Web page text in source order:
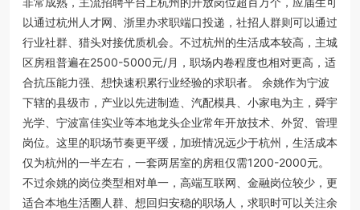
以通过杭州人才网、浙里办求职端口投递，社招人群则可以通过
行业社群、猎头对接优质机会。不过杭州的生活成本较高，主城
区房租普遍在2500-5000元/月，职场内卷程度也相对更高，适
合抗压能力强、想快速积累行业经验的求职者。 余姚作为宁波
下辖的县级市，产业以先进制造、汽配模具、小家电为主，舜宇
光学、宁波富佳实业等本地龙头企业常年开放技术、外贸、管理
岗位。这里的职场节奏更平缓，加班情况远少于杭州，生活成本
仅为杭州的一半左右，一套两居室的房租仅需1200-2000元。
不过余姚的岗位类型相对单一，高端互联网、金融岗位较少，更
适合本地生活圈人群、想回归安稳的职场人，求职时可以关注余